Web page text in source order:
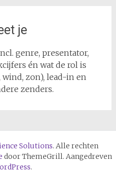
je
genre, presentator,
én wat de rol is
zon), lead-in en
zenders.
Solutions. Alle rechten
door ThemeGrill. Aangedreven
.